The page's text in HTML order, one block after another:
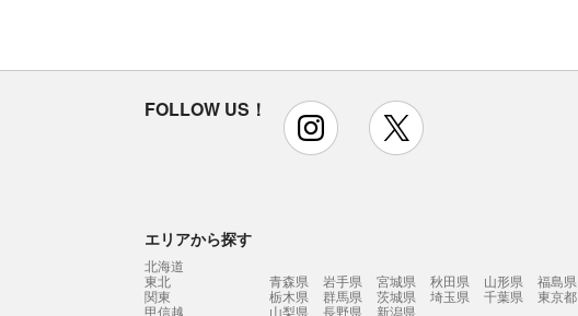
FOLLOW US！ instagram
エリアから探す
北海道
東北
青森県 岩手県 宮城県 秋田県 山形県
福島県
関東
栃木県 群馬県 茨城県 埼玉県 千葉県 東京都
甲信越
山梨県 長野県 新潟県